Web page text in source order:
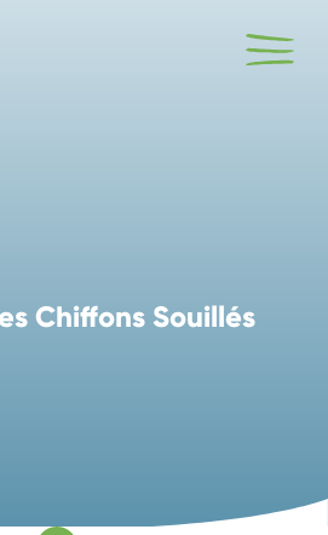
Chiffons Souillés